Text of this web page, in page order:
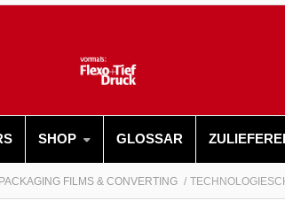
SHOP GLOSSAR
PACKAGING FILMS & CONVERTING